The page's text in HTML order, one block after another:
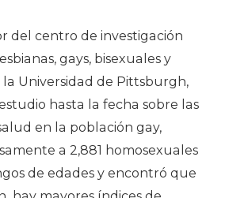
del centro de investigación
gays, bisexuales y
Universidad de Pittsburgh,
hasta la fecha sobre las
en la población gay,
a 2,881 homosexuales
de edades y encontró que